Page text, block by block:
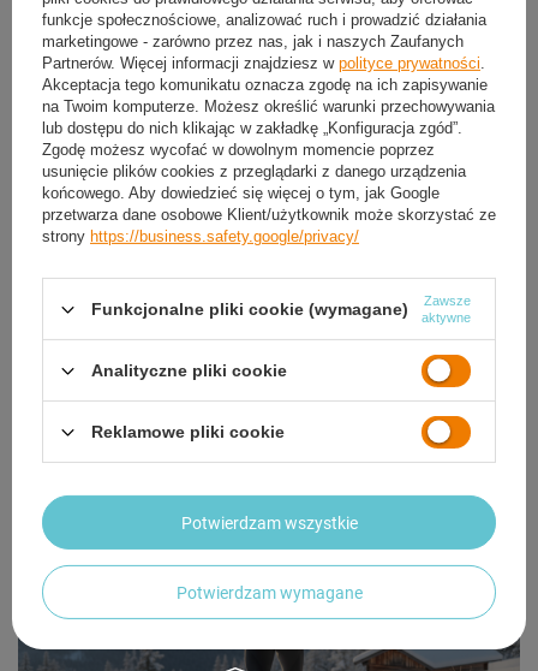
SZCZEGÓŁOWE DANE
GWARANCJA
OPINIE (3)
najciekawsze pytania i odpowiedzi publikując
Zadaj pytanie
Z NASZEGO BLOGA
funkcje społecznościowe, analizować ruch i prowadzić działania
marketingowe - zarówno przez nas, jak i naszych Zaufanych
Partnerów. Więcej informacji znajdziesz w polityce prywatności
Akceptacja tego komunikatu oznacza zgodę na ich zapisywanie
na Twoim komputerze. Możesz określić warunki przechowywania
lub dostępu do nich klikając w zakładkę „Konfiguracja zgód”.
Zgodę możesz wycofać w dowolnym momencie poprzez
usunięcie plików cookies z przeglądarki z danego urządzenia
końcowego. Aby dowiedzieć się więcej o tym, jak Google
przetwarza dane osobowe Klient/użytkownik może skorzystać ze
strony https://business.safety.google/privacy/
Funkcjonalne pliki cookie (wymagane)
Zawsze
aktywne
Analityczne pliki cookie
Reklamowe pliki cookie
Potwierdzam wymagane
Potwierdzam wszystkie